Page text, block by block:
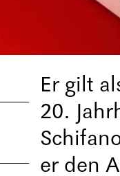
Er gilt
20.
er den